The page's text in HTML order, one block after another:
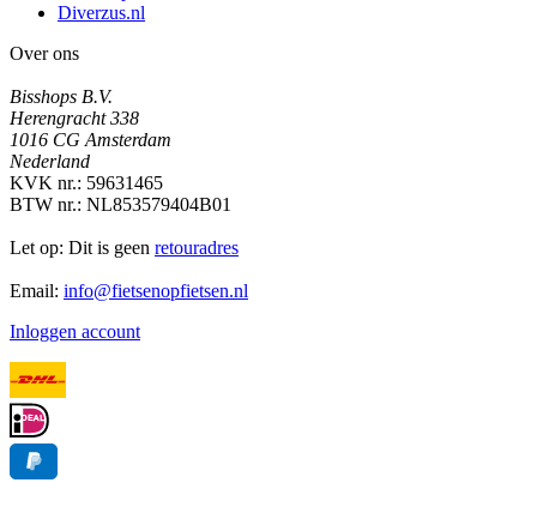
Diverzus.nl
Over ons
Bisshops B.V.
Herengracht 338
1016 CG Amsterdam
Nederland
KVK nr.: 59631465
BTW nr.: NL853579404B01
Let op: Dit is geen retouradres
Email: info@fietsenopfietsen.nl
Inloggen account